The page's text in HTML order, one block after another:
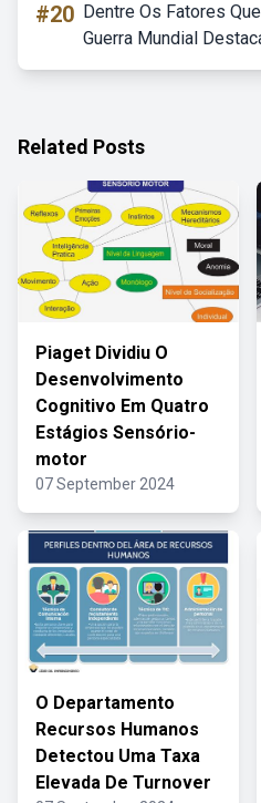
#20 Dentre Os Fatores
Guerra Mundial
Related Posts
Piaget Dividiu O
Desenvolvimento
Cognitivo Em Quatro
Estágios Sensório-
motor
07 September 2024
O Departamento
Recursos Humanos
Detectou Uma Taxa
Elevada De Turnover